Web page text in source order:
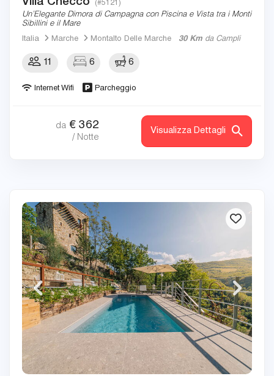
(#5121)
Un’Elegante Dimora di Campagna con Piscina e Vista tra i Monti
Sibillini e il Mare
Italia
Marche Montalto Delle Marche 30 Km da Campli
11 6 6
Internet Wifi Parcheggio
da € 362
/ Notte
Visualizza Dettagli